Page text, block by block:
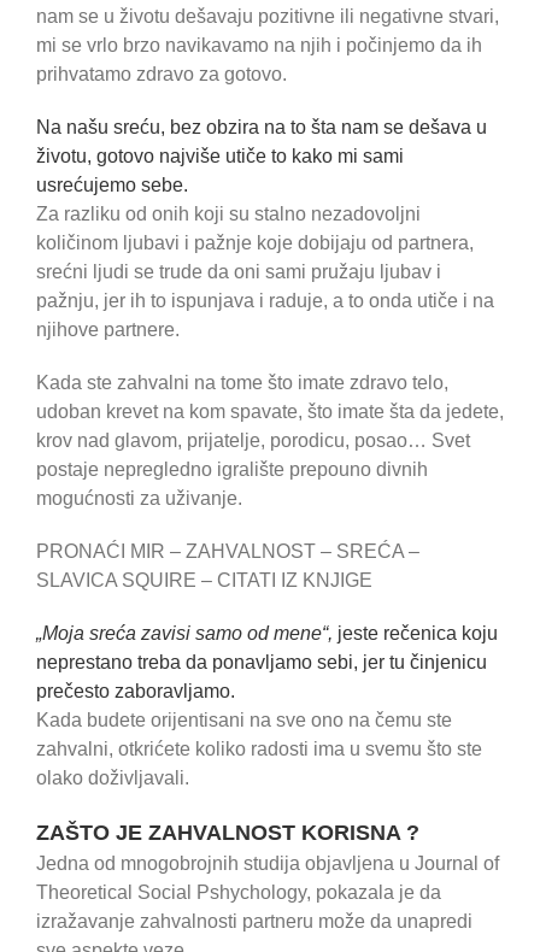
nam se u životu dešavaju pozitivne ili negativne stvari,
mi se vrlo brzo navikavamo na njih i počinjemo da ih
prihvatamo zdravo za gotovo.
Na našu sreću, bez obzira na to šta nam se dešava u
životu, gotovo najviše utiče to kako mi sami
usrećujemo sebe.
Za razliku od onih koji su stalno nezadovoljni
količinom ljubavi i pažnje koje dobijaju od partnera,
srećni ljudi se trude da oni sami pružaju ljubav i
pažnju, jer ih to ispunjava i raduje, a to onda utiče i na
njihove partnere.
Kada ste zahvalni na tome što imate zdravo telo,
udoban krevet na kom spavate, što imate šta da jedete,
krov nad glavom, prijatelje, porodicu, posao… Svet
postaje nepregledno igralište prepouno divnih
mogućnosti za uživanje.
PRONAĆI MIR – ZAHVALNOST – SREĆA –
SLAVICA SQUIRE – CITATI IZ KNJIGE
„Moja sreća zavisi samo od mene“, jeste rečenica koju
neprestano treba da ponavljamo sebi, jer tu činjenicu
prečesto zaboravljamo.
Kada budete orijentisani na sve ono na čemu ste
zahvalni, otkrićete koliko radosti ima u svemu što ste
olako doživljavali.
ZAŠTO JE ZAHVALNOST KORISNA ?
Jedna od mnogobrojnih studija objavljena u Journal of
Theoretical Social Pshychology, pokazala je da
izražavanje zahvalnosti partneru može da unapredi